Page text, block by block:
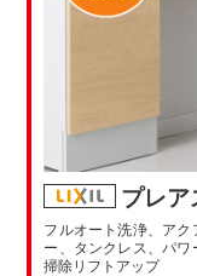
プレア
フルオート洗浄、アク
ー、タンクレス、パ
掃除リフトアップ